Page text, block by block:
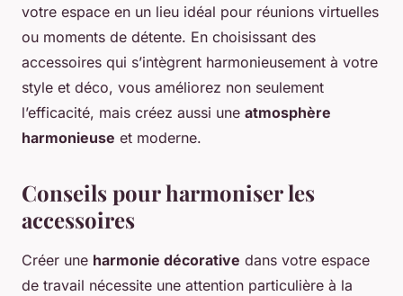
votre espace en un lieu idéal pour réunions virtuelles
ou moments de détente. En choisissant des
accessoires qui s’intègrent harmonieusement à votre
style et déco, vous améliorez non seulement
l’efficacité, mais créez aussi une atmosphère
harmonieuse et moderne.
Conseils pour harmoniser les
accessoires
Créer une harmonie décorative dans votre espace
de travail nécessite une attention particulière à la